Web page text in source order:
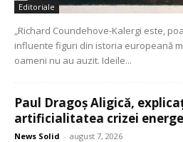
Editoriale
„Richard Coundehove-Kalergi este,
influente figuri din istoria europeană
oameni nu au auzit. Ideile...
Paul Dragoș Aligică,
artificialitatea crizei
News Solid - august 7, 2026